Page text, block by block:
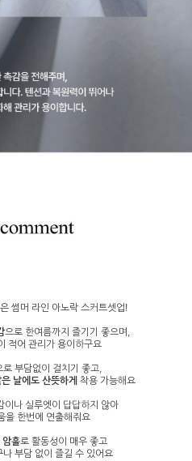
썸머 라인 아노락 스커트셋업!
으로 한여름까지 즐기기 좋으며,
적어 관리가 용이하구요
로 부담없이 걸치기 좋고,
날에도 산뜻하게 착용 가능해요
이나 실루엣이 답답하지 않아
을 한번에 연출해줘요
암홀로 활동성이 매우 좋고
부담 없이 즐길 수 있어요